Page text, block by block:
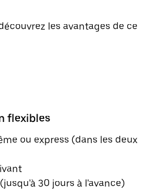
les avantages de ce
flexibles
ou express (dans les deux
30 jours à l'avance)